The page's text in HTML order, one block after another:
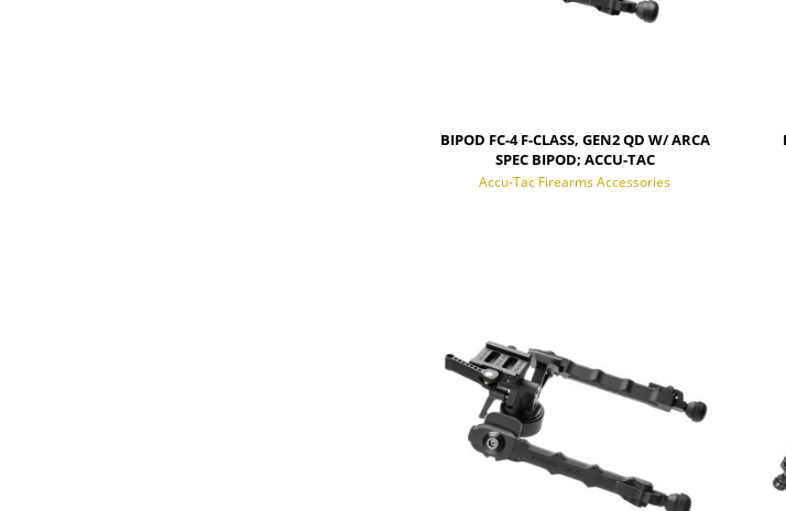
BIPOD FC-4 F-CLASS, GEN2 QD W/ ARCA
SPEC BIPOD; ACCU-TAC
Accu-Tac Firearms Accessories